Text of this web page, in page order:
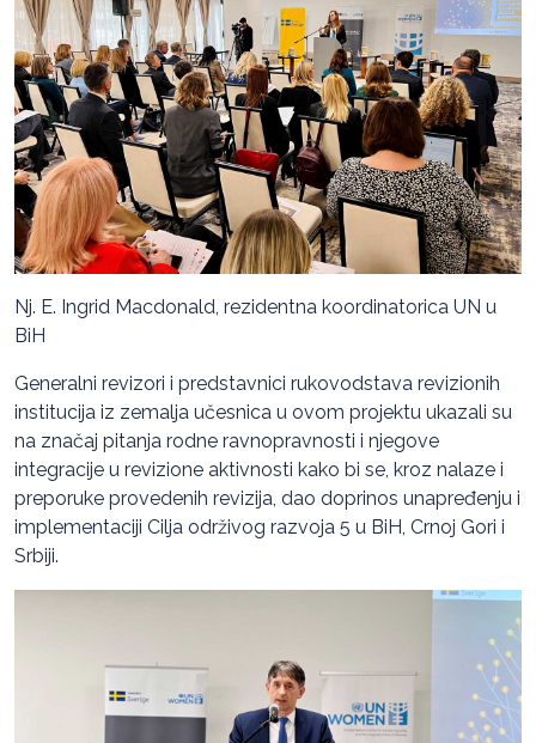
Nj. E. Ingrid Macdonald, rezidentna koordinatorica UN u
BiH
Generalni revizori i predstavnici rukovodstava revizionih
institucija iz zemalja učesnica u ovom projektu ukazali su
na značaj pitanja rodne ravnopravnosti i njegove
integracije u revizione aktivnosti kako bi se, kroz nalaze i
preporuke provedenih revizija, dao doprinos unapređenju i
implementaciji Cilja održivog razvoja 5 u BiH, Crnoj Gori i
Srbiji.